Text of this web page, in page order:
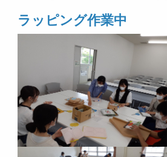
ラッピング作業中